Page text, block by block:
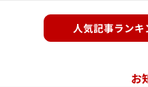
人気記事ラン
お